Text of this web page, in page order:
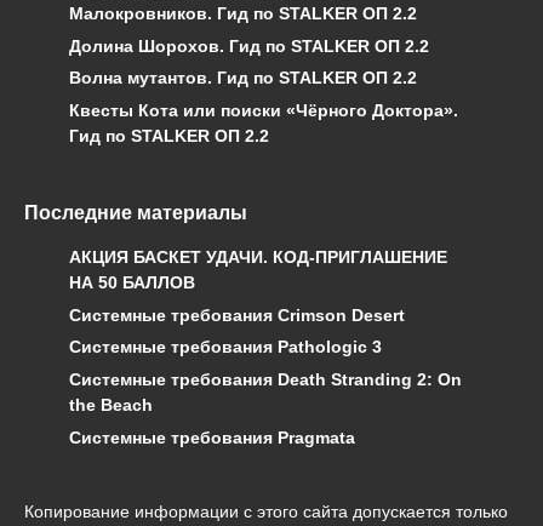
Малокровников. Гид по STALKER ОП 2.2
Долина Шорохов. Гид по STALKER ОП 2.2
Волна мутантов. Гид по STALKER ОП 2.2
Квесты Кота или поиски «Чёрного Доктора».
Гид по STALKER ОП 2.2
Последние материалы
АКЦИЯ БАСКЕТ УДАЧИ. КОД-ПРИГЛАШЕНИЕ
НА 50 БАЛЛОВ
Системные требования Crimson Desert
Системные требования Pathologic 3
Системные требования Death Stranding 2: On
the Beach
Системные требования Pragmata
Копирование информации с этого сайта допускается только